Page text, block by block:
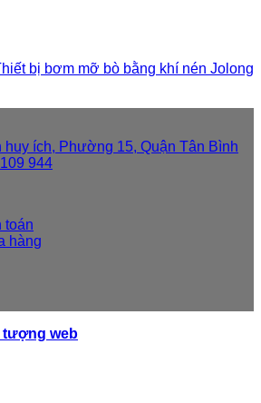
bị bơm mỡ bò bằng khí nén Jolong
ích, Phường 15, Quận Tân Bình
944
toán
hàng
tượng web